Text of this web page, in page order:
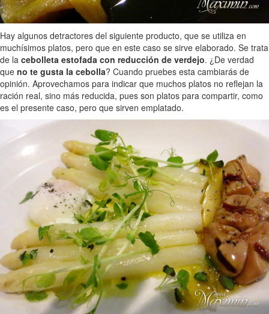
Hay algunos detractores del siguiente producto, que se utiliza en
muchísimos platos, pero que en este caso se sirve elaborado. Se trata
de la cebolleta estofada con reducción de verdejo. ¿De verdad
que no te gusta la cebolla? Cuando pruebes esta cambiarás de
opinión. Aprovechamos para indicar que muchos platos no reflejan la
ración real, sino más reducida, pues son platos para compartir, como
es el presente caso, pero que sirven emplatado.